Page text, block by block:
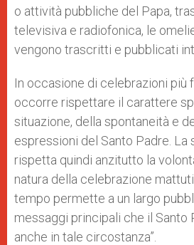
o attività pubbliche del Papa,
televisiva e radiofonica, le
vengono trascritti e pubblicati
In occasione di celebrazioni più
occorre rispettare il carattere
situazione, della spontaneità e
espressioni del Santo Padre.
rispetta quindi anzitutto la
natura della celebrazione
tempo permette a un largo
messaggi principali che il Santo
anche in tale circostanza”.